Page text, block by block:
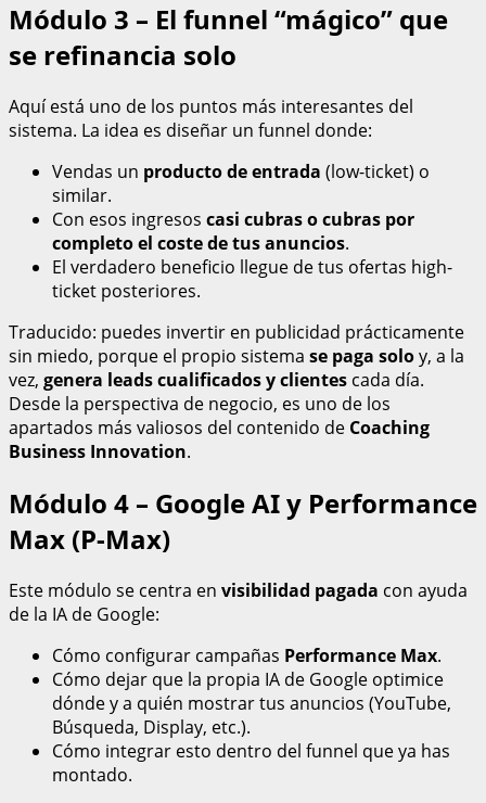
Módulo 3 – El funnel “mágico” que
se refinancia solo
Aquí está uno de los puntos más interesantes del
sistema. La idea es diseñar un funnel donde:
Vendas un producto de entrada (low-ticket) o
similar.
Con esos ingresos casi cubras o cubras por
completo el coste de tus anuncios.
El verdadero beneficio llegue de tus ofertas high-
ticket posteriores.
Traducido: puedes invertir en publicidad prácticamente
sin miedo, porque el propio sistema se paga soloy, a la
vez, genera leads cualificados y clientes cada día.
Desde la perspectiva de negocio, es uno de los
apartados más valiosos del contenido de Coaching
Business Innovation.
Módulo 4 – Google AI y Performance
Max (P-Max)
Este módulo se centra en visibilidad pagada con ayuda
de la IA de Google:
Cómo configurar campañas Performance Max.
Cómo dejar que la propia IA de Google optimice
dónde y a quién mostrar tus anuncios (YouTube,
Búsqueda, Display, etc.).
Cómo integrar esto dentro del funnel que ya has
montado.